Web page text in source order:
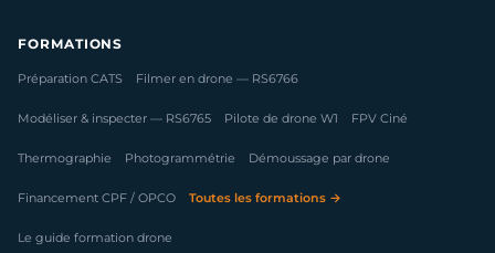
FORMATIONS
Préparation CATS Filmer en drone — RS6766
Modéliser & inspecter — RS6765 Pilote de drone W1 FPV Ciné
Thermographie Photogrammétrie Démoussage par drone
Financement CPF / OPCO Toutes les formations →
Le guide formation drone